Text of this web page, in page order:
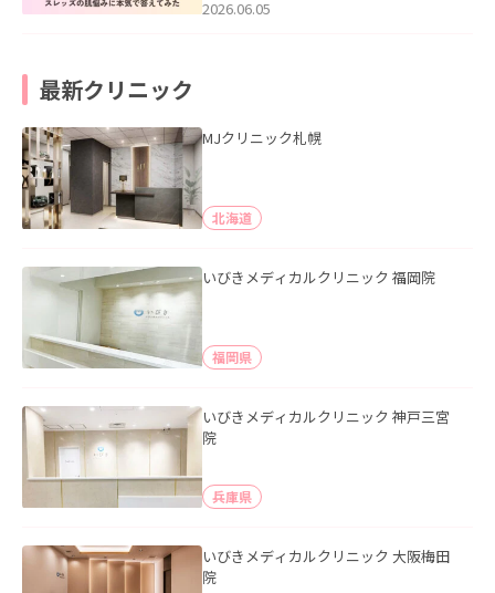
2026.06.05
最新クリニック
MJクリニック札幌
北海道
いびきメディカルクリニック 福岡院
福岡県
いびきメディカルクリニック 神戸三宮
院
兵庫県
いびきメディカルクリニック 大阪梅田
院